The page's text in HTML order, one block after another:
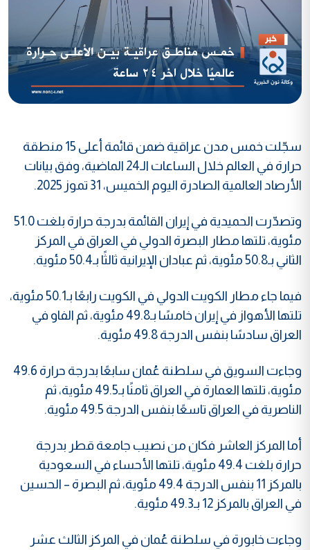
سجّلت خمس مدن عراقية ضمن قائمة أعلى 15 منطقة
حرارة في العالم خلال الساعات الـ24 الماضية، وفق بيانات
الأرصاد العالمية الصادرة اليوم الخميس، 31 تموز 2025.
وتصدّرت الحميدية في إيران القائمة بدرجة حرارة بلغت 51.0
مئوية، تلتها مطار البصرة الدولي في العراق في المركز
الثاني بـ50.8 مئوية، ثم عبادان الإيرانية ثالثًا بـ50.4 مئوية.
فيما جاء مطار الكويت الدولي في الكويت رابعًا بـ50.1 مئوية،
تلتها الأهواز في إيران خامسًا بـ49.8 مئوية، ثم الفاو في
العراق سادسًا بنفس الدرجة 49.8 مئوية.
وجاءت السويق في سلطنة عُمان سابعًا بدرجة حرارة 49.6
مئوية، تلتها العمارة في العراق ثامنًا بـ49.5 مئوية، ثم
الناصرية في العراق تاسعًا بنفس الدرجة 49.5 مئوية.
أما المركز العاشر فكان من نصيب جامعة قطر بدرجة
حرارة بلغت 49.4 مئوية، تلتها الأحساء في السعودية
بالمركز 11 بنفس الدرجة 49.4 مئوية، ثم البصرة – الحسين
في العراق بالمركز 12 بـ49.3 مئوية.
وجاءت خابورة في سلطنة عُمان في المركز الثالث عشر